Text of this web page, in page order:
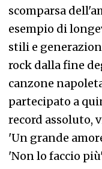
scomparsa
esempio di
stili e
rock dalla fine
canzone
partecipato a
record assoluto,
'Un grande
'Non lo faccio